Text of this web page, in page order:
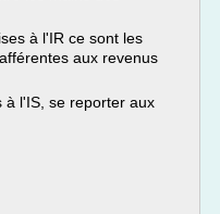
à l'IR ce sont les
aux revenus
à l'IS, se reporter aux